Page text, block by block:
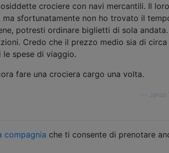
crociere con navi mercantili. Il
sfortunatamente non ho trovato il
potresti ordinare biglietti di sola
Credo che il prezzo medio sia di circa
spese di viaggio.
fare una crociera cargo una volta.
Janus
compagnia che ti consente di prenotare